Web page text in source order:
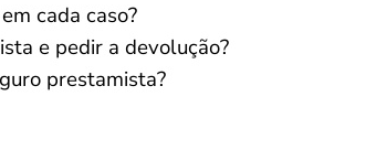
cada caso?
e pedir a devolução?
prestamista?